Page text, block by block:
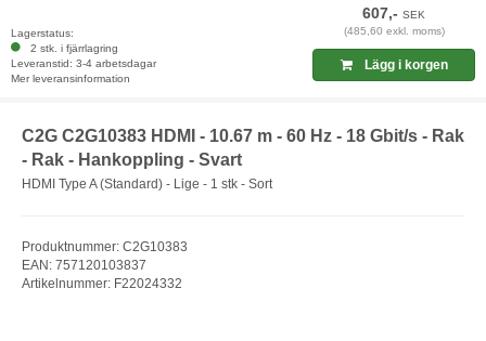
Lagerstatus:
2 stk. i fjärrlagring
Leveranstid: 3-4 arbetsdagar
Mer leveransinformation
607,-SEK
(485,60 exkl. moms)
Lägg i korgen
C2G C2G10383 HDMI - 10.67 m - 60 Hz - 18 Gbit/s - Rak
- Rak - Hankoppling - Svart
HDMI Type A (Standard) - Lige - 1 stk - Sort
Produktnummer: C2G10383
EAN: 757120103837
Artikelnummer: F22024332